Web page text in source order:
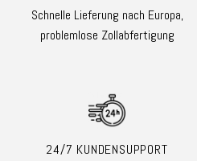
Schnelle Lieferung nach Europa,
problemlose Zollabfertigung
24/7 KUNDENSUPPORT